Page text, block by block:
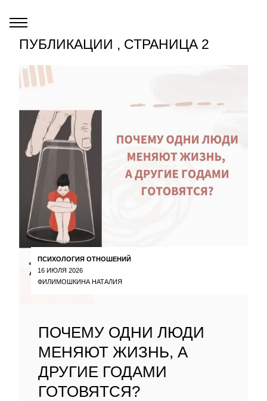
ПУБЛИКАЦИИ , СТРАНИЦА 2
ПСИХОЛОГИЯ ОТНОШЕНИЙ
16 ИЮЛЯ 2026
ФИЛИМОШКИНА НАТАЛИЯ
ПОЧЕМУ ОДНИ ЛЮДИ
МЕНЯЮТ ЖИЗНЬ, А
ДРУГИЕ ГОДАМИ
ГОТОВЯТСЯ?